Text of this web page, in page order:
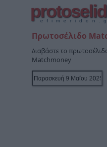
Πρωτοσέλιδο
Διαβάστε το
Matchmoney